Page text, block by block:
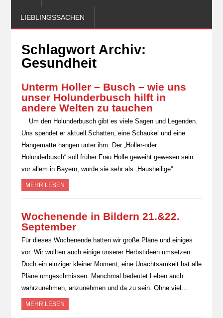
LIEBLINGSSACHEN
Schlagwort Archiv:
Gesundheit
Unterm Holler – Busch – wie uns
unser Holunderbusch hilft in
andere Welten zu tauchen
Um den Holunderbusch gibt es viele Sagen und Legenden.
Uns spendet er aktuell Schatten, eine Schaukel und eine
Hängematte hängen unter ihm. Der „Holler-oder
Holunderbusch“ soll früher Frau Holle geweiht gewesen sein…
vor allem in Bayern, wurde sie sehr als „Hausheilige“…
MEHR LESEN
Wochenende in Bildern 21.&22.
September
Für dieses Wochenende hatten wir große Pläne und einiges
vor. Wir wollten auch einige unserer Herbstideen umsetzen.
Doch ein einziger kleiner Moment, eine Unachtsamkeit hat alle
Pläne umgeschmissen. Manchmal bedeutet Leben auch
wahrzunehmen, anzunehmen und da zu sein. Ohne viel…
MEHR LESEN